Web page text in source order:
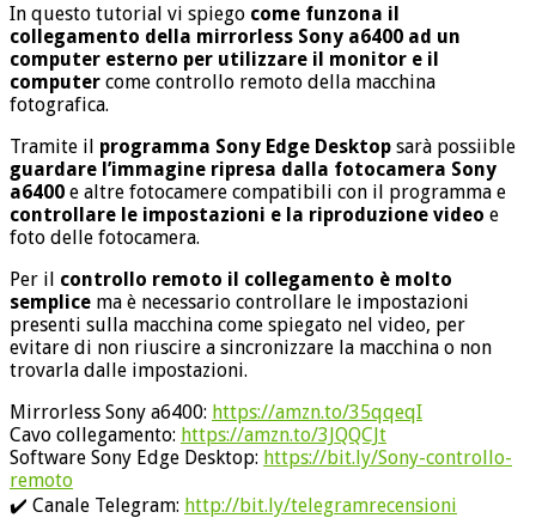
In questo tutorial vi spiego come funzona il
collegamento della mirrorless Sony a6400 ad un
computer esterno per utilizzare il monitor e il
computer come controllo remoto della macchina
fotografica.
Tramite il programma Sony Edge Desktop sarà possiible
guardare l’immagine ripresa dalla fotocamera Sony
a6400 e altre fotocamere compatibili con il programma e
controllare le impostazioni e la riproduzione video e
foto delle fotocamera.
Per il controllo remoto il collegamento è molto
semplice ma è necessario controllare le impostazioni
presenti sulla macchina come spiegato nel video, per
evitare di non riuscire a sincronizzare la macchina o non
trovarla dalle impostazioni.
Mirrorless Sony a6400: https://amzn.to/35qqeqI
Cavo collegamento: https://amzn.to/3JQQCJt
Software Sony Edge Desktop: https://bit.ly/Sony-controllo-
remoto
✔️ Canale Telegram: http://bit.ly/telegramrecensioni